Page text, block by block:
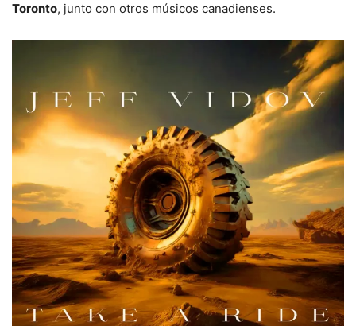
Toronto, junto con otros músicos canadienses.